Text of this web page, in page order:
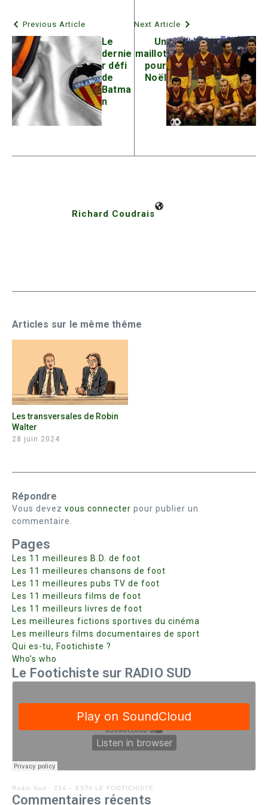
Previous Article
Le
dernie
r défi
de
Batma
n
Next Article
Un
maillot
pour
Noël
Richard Coudrais
Articles sur le même thême
Les transversales de Robin
Walter
28 juin 2024
Répondre
Vous devez vous connecter pour publier un
commentaire.
Pages
Les 11 meilleures B.D. de foot
Les 11 meilleures chansons de foot
Les 11 meilleures pubs TV de foot
Les 11 meilleurs films de foot
Les 11 meilleurs livres de foot
Les meilleures fictions sportives du cinéma
Les meilleurs films documentaires de sport
Qui es-tu, Footichiste ?
Who’s who
Le Footichiste sur RADIO SUD
Radio Sud · 234 – ESTA LE FOOTICHISTE
Commentaires récents